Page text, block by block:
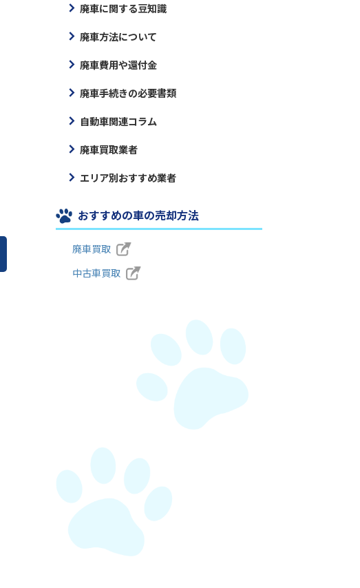
廃車に関する豆知識
廃車方法について
廃車費用や還付金
廃車手続きの必要書類
自動車関連コラム
廃車買取業者
エリア別おすすめ業者
おすすめの車の売却方法
廃車買取
中古車買取